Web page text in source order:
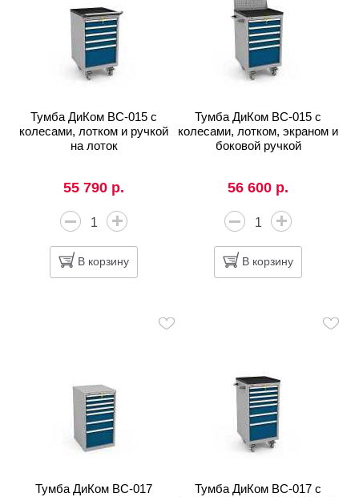
Тумба ДиКом ВС-015 с
колесами, лотком и ручкой
на лоток
55 790 р.
В корзину
Тумба ДиКом ВС-015 с
колесами, лотком, экраном и
боковой ручкой
56 600 р.
В корзину
Тумба ДиКом ВС-017
Тумба ДиКом ВС-017 с